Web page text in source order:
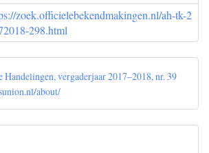
zoek.officielebekendmakingen.nl/ah-tk-2
298.html
Handelingen, vergaderjaar 2017–2018, nr. 39
about/